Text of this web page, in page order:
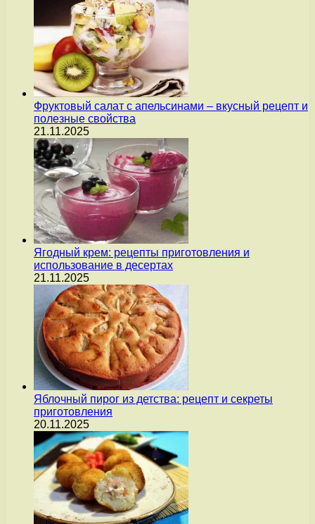
Фруктовый салат с апельсинами – вкусный рецепт и
полезные свойства
21.11.2025
Ягодный крем: рецепты приготовления и
использование в десертах
21.11.2025
Яблочный пирог из детства: рецепт и секреты
приготовления
20.11.2025